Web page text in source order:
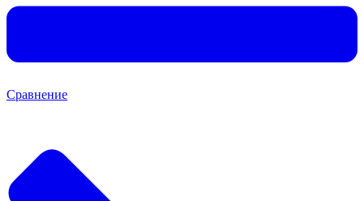
Сравнение